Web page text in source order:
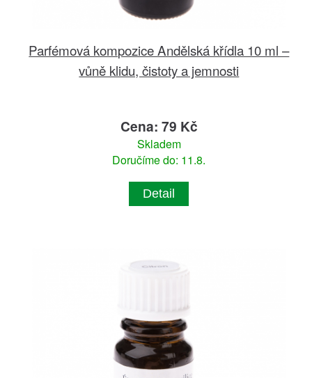
Parfémová kompozice Andělská křídla 10 ml –
vůně klidu, čistoty a jemnosti
Cena: 79 Kč
Skladem
Doručíme do: 11.8.
Detail